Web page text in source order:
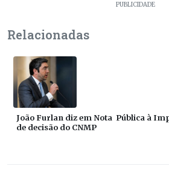
PUBLICIDADE
Relacionadas
João Furlan diz em Nota Pública à
de decisão do CNMP